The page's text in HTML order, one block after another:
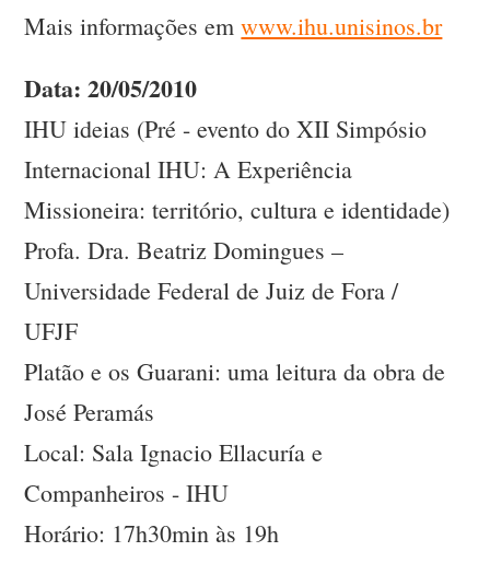
Mais informações emwww.ihu.unisinos.br
Data: 20/05/2010
IHU ideias (Pré - evento do XII Simpósio
Internacional IHU: A Experiência
Missioneira: território, cultura e identidade)
Profa. Dra. Beatriz Domingues –
Universidade Federal de Juiz de Fora /
UFJF
Platão e os Guarani: uma leitura da obra de
José Peramás
Local: Sala Ignacio Ellacuría e
Companheiros - IHU
Horário: 17h30min às 19h